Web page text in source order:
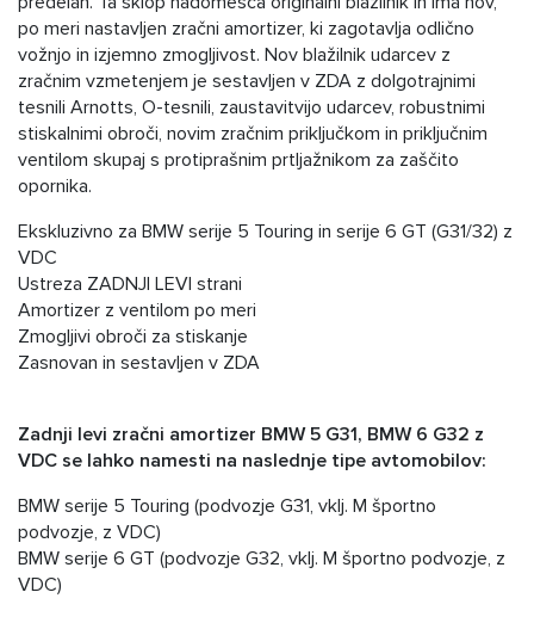
po meri nastavljen zračni amortizer, ki zagotavlja odlično
vožnjo in izjemno zmogljivost. Nov blažilnik udarcev z
zračnim vzmetenjem je sestavljen v ZDA z dolgotrajnimi
tesnili Arnotts, O-tesnili, zaustavitvijo udarcev, robustnimi
stiskalnimi obroči, novim zračnim priključkom in priključnim
ventilom skupaj s protiprašnim prtljažnikom za zaščito
opornika.
Ekskluzivno za BMW serije 5 Touring in serije 6 GT (G31/32) z
VDC
Ustreza ZADNJI LEVI strani
Amortizer z ventilom po meri
Zmogljivi obroči za stiskanje
Zasnovan in sestavljen v ZDA
Zadnji levi zračni amortizer BMW 5 G31, BMW 6 G32 z
VDC se lahko namesti na naslednje tipe avtomobilov:
BMW serije 5 Touring (podvozje G31, vklj. M športno
podvozje, z VDC)
BMW serije 6 GT (podvozje G32, vklj. M športno podvozje, z
VDC)